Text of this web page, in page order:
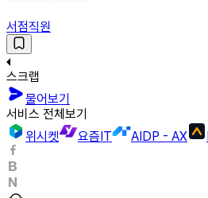
서점직원
스크랩
물어보기
서비스 전체보기
위시켓
요즘IT AIDP - AX